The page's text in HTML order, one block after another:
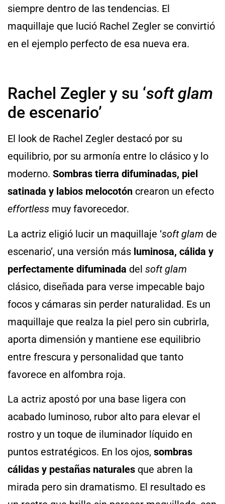
siempre dentro de las tendencias. El
maquillaje que lució Rachel Zegler se convirtió
en el ejemplo perfecto de esa nueva era.
Rachel Zegler y su ‘soft glam
de escenario’
El look de Rachel Zegler destacó por su
equilibrio, por su armonía entre lo clásico y lo
moderno. Sombras tierra difuminadas, piel
satinada y labios melocotón crearon un efecto
effortless muy favorecedor.
La actriz eligió lucir un maquillaje ‘soft glam de
escenario’, una versión más luminosa, cálida y
perfectamente difuminada del soft glam
clásico, diseñada para verse impecable bajo
focos y cámaras sin perder naturalidad. Es un
maquillaje que realza la piel pero sin cubrirla,
aporta dimensión y mantiene ese equilibrio
entre frescura y personalidad que tanto
favorece en alfombra roja.
La actriz apostó por una base ligera con
acabado luminoso, rubor alto para elevar el
rostro y un toque de iluminador líquido en
puntos estratégicos. En los ojos, sombras
cálidas y pestañas naturales que abren la
mirada pero sin dramatismo. El resultado es